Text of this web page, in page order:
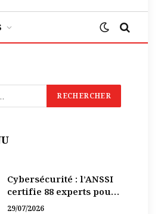
Cybersécurité : l’ANSSI
certifie 88 experts pour
renforcer la défense
29/07/2026